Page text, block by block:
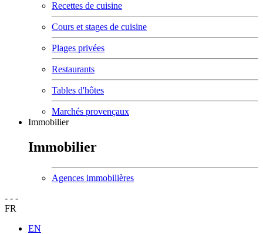
Recettes de cuisine
Cours et stages de cuisine
Plages privées
Restaurants
Tables d'hôtes
Marchés provençaux
Immobilier
Immobilier
Agences immobilières
- - -
FR
EN